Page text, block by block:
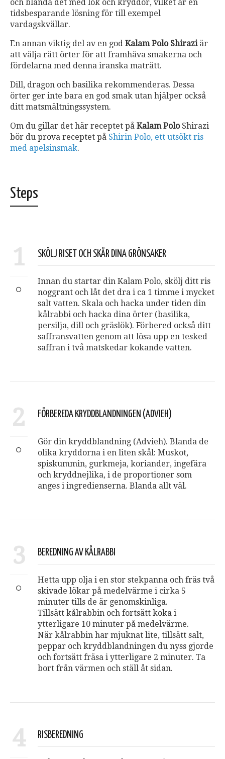
och blanda det med lök och kryddor, vilket är en
tidsbesparande lösning för till exempel
vardagskvällar.
En annan viktig del av en god Kalam Polo Shiraziär
att välja rätt örter för att framhäva smakerna och
fördelarna med denna iranska maträtt.
Dill, dragon och basilika rekommenderas. Dessa
örter ger inte bara en god smak utan hjälper också
ditt matsmältningssystem.
Om du gillar det här receptet på Kalam PoloShirazi
bör du prova receptet på Shirin Polo, ett utsökt ris
med apelsinsmak.
Steps
1 SKÖLJ RISET OCH SKÄR DINA GRÖNSAKER
Innan du startar din Kalam Polo, skölj ditt ris
noggrant och låt det dra i ca 1 timme i mycket
salt vatten. Skala och hacka under tiden din
kålrabbi och hacka dina örter (basilika,
persilja, dill och gräslök). Förbered också ditt
saffransvatten genom att lösa upp en tesked
saffran i två matskedar kokande vatten.
2 FÖRBEREDA KRYDDBLANDNINGEN (ADVIEH)
Gör din kryddblandning (Advieh). Blanda de
olika kryddorna i en liten skål: Muskot,
spiskummin, gurkmeja, koriander, ingefära
och kryddnejlika, i de proportioner som
anges i ingredienserna. Blanda allt väl.
3 BEREDNING AV KÅLRABBI
Hetta upp olja i en stor stekpanna och fräs två
skivade lökar på medelvärme i cirka 5
minuter tills de är genomskinliga.
Tillsätt kålrabbin och fortsätt koka i
ytterligare 10 minuter på medelvärme.
När kålrabbin har mjuknat lite, tillsätt salt,
peppar och kryddblandningen du nyss gjorde
och fortsätt fräsa i ytterligare 2 minuter. Ta
bort från värmen och ställ åt sidan.
4 RISBEREDNING